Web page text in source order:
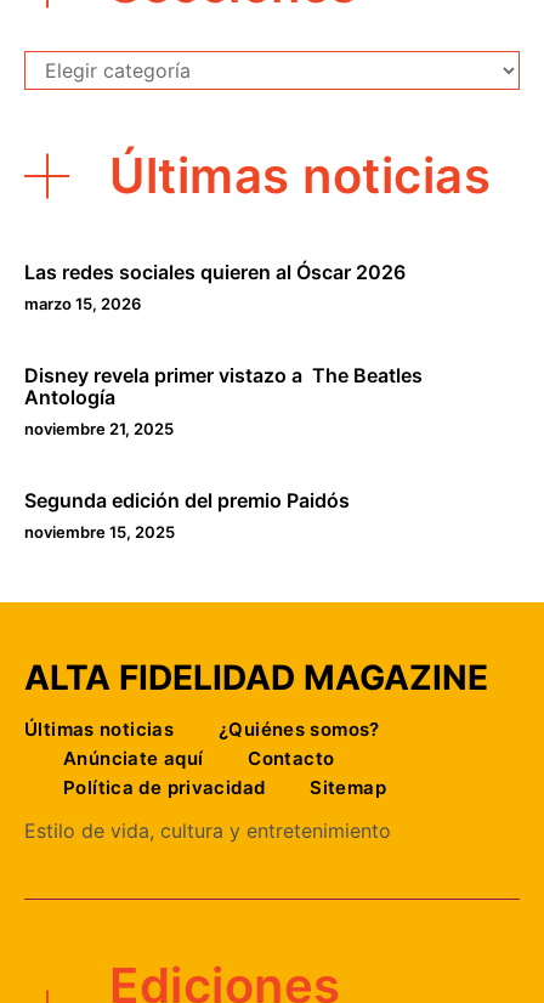
Secciones
Últimas noticias
Las redes sociales quieren al Óscar 2026
marzo 15, 2026
Disney revela primer vistazo a The Beatles
Antología
noviembre 21, 2025
Segunda edición del premio Paidós
noviembre 15, 2025
ALTA FIDELIDAD MAGAZINE
Últimas noticias
¿Quiénes somos?
Anúnciate aquí
Contacto
Política de privacidad
Sitemap
Estilo de vida, cultura y entretenimiento
Ediciones